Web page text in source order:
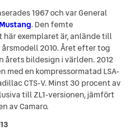
1967 och var General
. Den femte
här exemplaret är, anlände till
2010. Året efter tog
årets bildesign i världen. 2012
med en kompressormatad LSA-
CTS-V. Minst 30 procent av
till ZL1-versionen, jämfört
av Camaro.